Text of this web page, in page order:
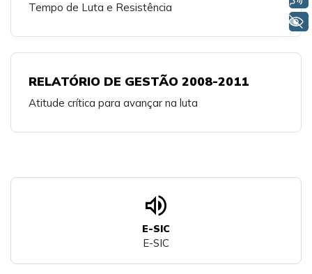
Tempo de Luta e Resistência
RELATÓRIO DE GESTÃO 2008-2011
Atitude crítica para avançar na luta
volume_up
E-SIC
E-SIC